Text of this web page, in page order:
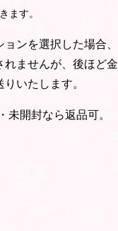
ます。
ンを選択した場合、
れませんが、後ほど金
いたします。
未開封なら返品可。